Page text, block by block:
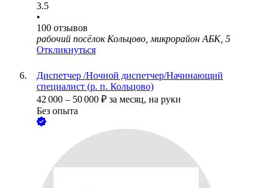
3.5
•
100 отзывов
рабочий посёлок Кольцово, микрорайон АБК, 5
Откликнуться
Диспетчер /Ночной диспетчер/Начинающий
специалист (р. п. Кольцово)
42 000 – 50 000 ₽ за месяц, на руки
Без опыта